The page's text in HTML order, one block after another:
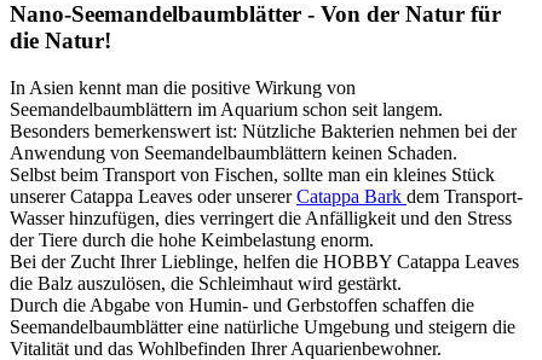
Nano-Seemandelbaumblätter - Von der Natur für
die Natur!
In Asien kennt man die positive Wirkung von
Seemandelbaumblättern im Aquarium schon seit langem.
Besonders bemerkenswert ist: Nützliche Bakterien nehmen bei der
Anwendung von Seemandelbaumblättern keinen Schaden.
Selbst beim Transport von Fischen, sollte man ein kleines Stück
unserer Catappa Leaves oder unsererCatappa Bark dem Transport-
Wasser hinzufügen, dies verringert die Anfälligkeit und den Stress
der Tiere durch die hohe Keimbelastung enorm.
Bei der Zucht Ihrer Lieblinge, helfen die HOBBY Catappa Leaves
die Balz auszulösen, die Schleimhaut wird gestärkt.
Durch die Abgabe von Humin- und Gerbstoffen schaffen die
Seemandelbaumblätter eine natürliche Umgebung und steigern die
Vitalität und das Wohlbefinden Ihrer Aquarienbewohner.